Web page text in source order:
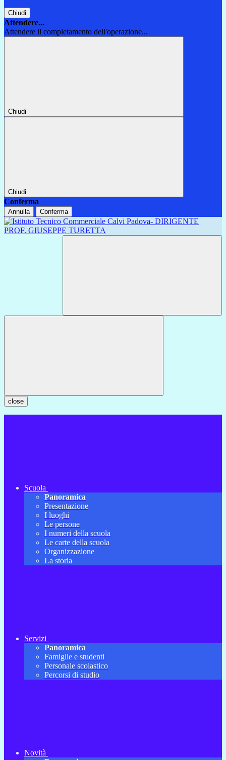
Chiudi
Attendere...
Attendere il completamento dell'operazione...
Chiudi
Chiudi
Conferma
Annulla Conferma
close
Scuola
Panoramica
Presentazione
I luoghi
Le persone
I numeri della scuola
Le carte della scuola
Organizzazione
La storia
Servizi
Panoramica
Famiglie e studenti
Personale scolastico
Percorsi di studio
Novità